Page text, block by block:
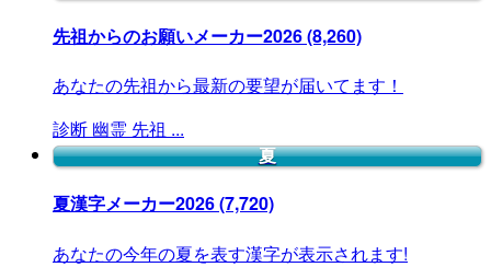
先祖からのお願いメーカー2026(8,260)
あなたの先祖から最新の要望が届いてます！
診断 幽霊 先祖 ...
夏
夏漢字メーカー2026(7,720)
あなたの今年の夏を表す漢字が表示されます!